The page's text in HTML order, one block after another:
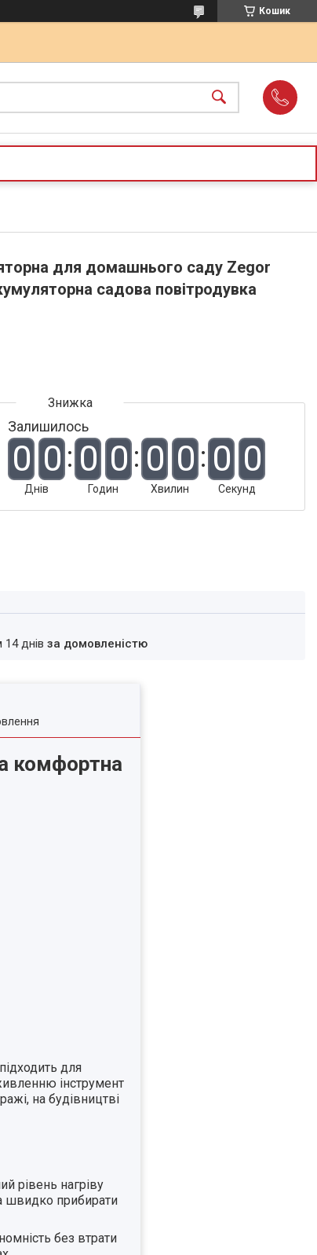
Кошик
для домашнього саду Zegor
садова повітродувка
Залишилось
0 0
Днів
0 0
Годин
0 0
Хвилин
0 0
Секунд
14 днівза домовленістю
комфортна
для
інструмент
на будівництві
рівень нагріву
швидко прибирати
без втрати